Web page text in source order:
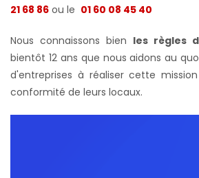
21 68 86 ou le 01 60 08 45 40
Nous connaissons bien les règles
bientôt 12 ans que nous aidons au
d'entreprises à réaliser cette
conformité de leurs locaux.